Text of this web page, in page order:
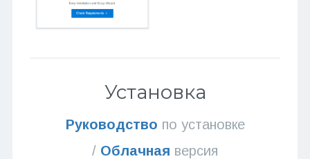
Установка
Руководство по установке
/ Облачная версия